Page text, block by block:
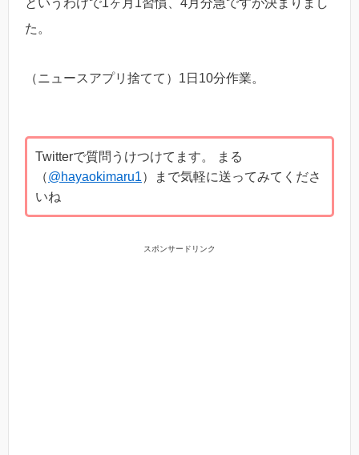
というわけで1ヶ月1習慣、4月分急ですが決まりまし
た。
（ニュースアプリ捨てて）1日10分作業。
Twitterで質問うけつけてます。 まる
（@hayaokimaru1）まで気軽に送ってみてくださ
いね
スポンサードリンク